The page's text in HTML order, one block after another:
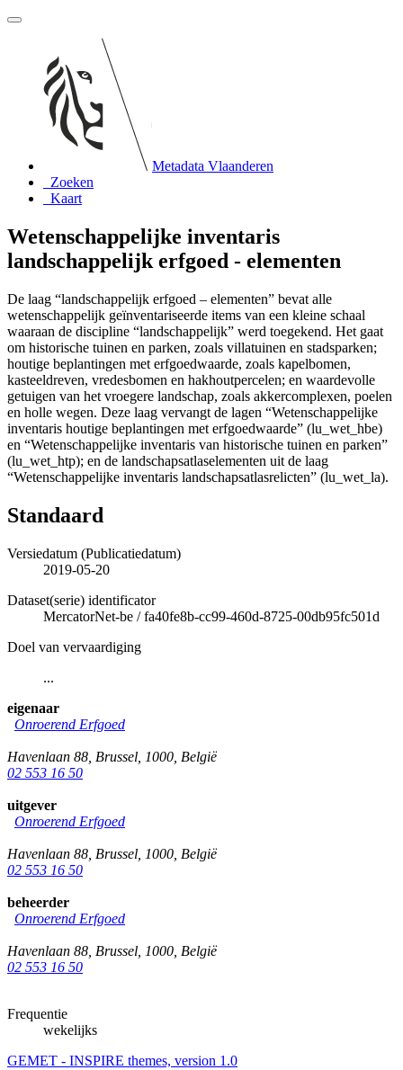
Metadata Vlaanderen
Zoeken
Kaart
Wetenschappelijke inventaris
landschappelijk erfgoed - elementen
De laag “landschappelijk erfgoed – elementen” bevat alle
wetenschappelijk geïnventariseerde items van een kleine schaal
waaraan de discipline “landschappelijk” werd toegekend. Het gaat
om historische tuinen en parken, zoals villatuinen en stadsparken;
houtige beplantingen met erfgoedwaarde, zoals kapelbomen,
kasteeldreven, vredesbomen en hakhoutpercelen; en waardevolle
getuigen van het vroegere landschap, zoals akkercomplexen, poelen
en holle wegen. Deze laag vervangt de lagen “Wetenschappelijke
inventaris houtige beplantingen met erfgoedwaarde” (lu_wet_hbe)
en “Wetenschappelijke inventaris van historische tuinen en parken”
(lu_wet_htp); en de landschapsatlaselementen uit de laag
“Wetenschappelijke inventaris landschapsatlasrelicten” (lu_wet_la).
Standaard
Versiedatum (Publicatiedatum)
2019-05-20
Dataset(serie) identificator
MercatorNet-be /fa40fe8b-cc99-460d-8725-00db95fc501d
Doel van vervaardiging
...
eigenaar
Onroerend Erfgoed
Havenlaan 88 Brussel 1000 België
02 553 16 50
uitgever
Onroerend Erfgoed
Havenlaan 88 Brussel 1000 België
02 553 16 50
beheerder
Onroerend Erfgoed
Havenlaan 88 Brussel 1000 België
02 553 16 50
Frequentie
wekelijks
GEMET - INSPIRE themes, version 1.0